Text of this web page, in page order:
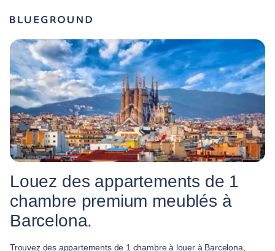
Louez des appartements de 1
chambre premium meublés à
Barcelona.
Trouvez des appartements de 1 chambre à louer à Barcelona,